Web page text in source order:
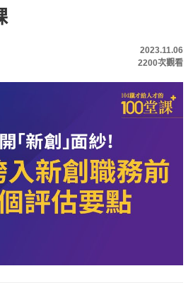
2023.11.06
2200次觀看